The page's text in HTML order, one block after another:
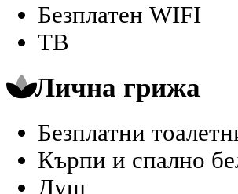
Безплатен WIFI
ТВ
Лична грижа
Безплатни
Кърпи и спално
Душ